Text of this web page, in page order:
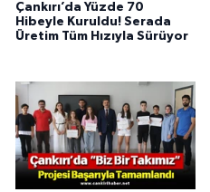
Çankırı’da Yüzde 70
Hibeyle Kuruldu! Serada
Üretim Tüm Hızıyla Sürüyor